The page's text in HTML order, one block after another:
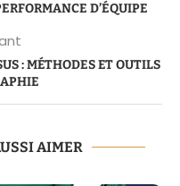
D’ÉQUIPE
: MÉTHODES ET OUTILS
AIMER